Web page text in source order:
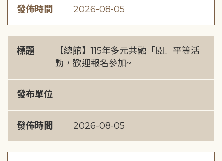
發佈時間 2026-08-05
標題
【總館】115年多元共融「閱」平等活
動，歡迎報名參加~
發布單位
發佈時間 2026-08-05